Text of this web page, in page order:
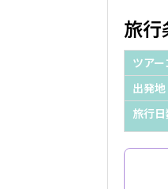
旅行
ツア
出発地
旅行